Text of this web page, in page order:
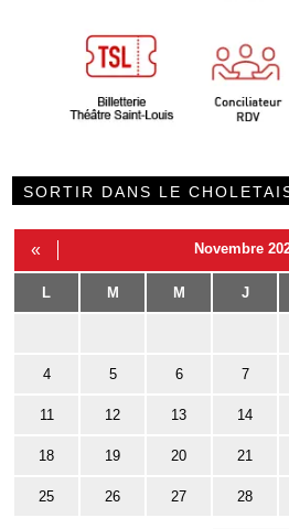
SORTIR DANS LE
« Novembre
L M M J
4 5 6 7
11 12 13 14
18 19 20 21
25 26 27 28